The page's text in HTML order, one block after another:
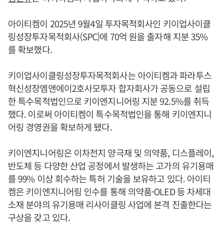
아이티켐이 2025년 9월4일 투자목적회사인 키이업사이클
링성장투자목적회사(SPC)에 70억 원을 출자해 지분 35%
를 확보했다.
키이업사이클링성장투자목적회사는 아이티켐과 파라투스
혁신성장엠앤에이2호사모투자 합자회사가 공동으로 설립
한 특수목적법인으로 키이엔지니어링 지분 92.5%를 취득
했다. 이로써 아이티켐이 특수목적법인을 통해 키이엔지니
어링 경영권을 확보하게 됐다.
키이엔지니어링은 이차전지 양극재 및 의약품, 디스플레이,
반도체 등 다양한 산업 공정에서 발생하는 고가의 유기용매
를 99% 이상 회수하는 특허 기술을 보유하고 있다. 아이티
켐은 키이엔지니어링 인수를 통해 의약품·OLED 등 차세대
소재 분야의 유기용매 리사이클링 사업에 본격 진출한다는
구상을 갖고 있다.